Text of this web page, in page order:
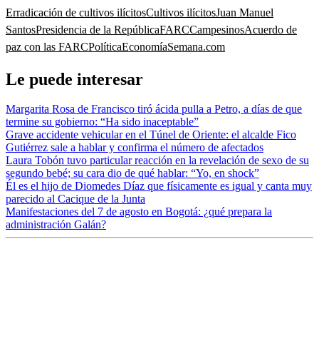
Erradicación de cultivos ilícitosCultivos ilícitosJuan Manuel
SantosPresidencia de la RepúblicaFARCCampesinosAcuerdo de
paz con las FARCPolíticaEconomíaSemana.com
Le puede interesar
Margarita Rosa de Francisco tiró ácida pulla a Petro, a días de que
termine su gobierno: “Ha sido inaceptable”
Grave accidente vehicular en el Túnel de Oriente: el alcalde Fico
Gutiérrez sale a hablar y confirma el número de afectados
Laura Tobón tuvo particular reacción en la revelación de sexo de su
segundo bebé; su cara dio de qué hablar: “Yo, en shock”
Él es el hijo de Diomedes Díaz que físicamente es igual y canta muy
parecido al Cacique de la Junta
Manifestaciones del 7 de agosto en Bogotá: ¿qué prepara la
administración Galán?